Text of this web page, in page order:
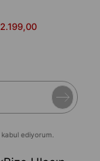
kabul ediyorum.